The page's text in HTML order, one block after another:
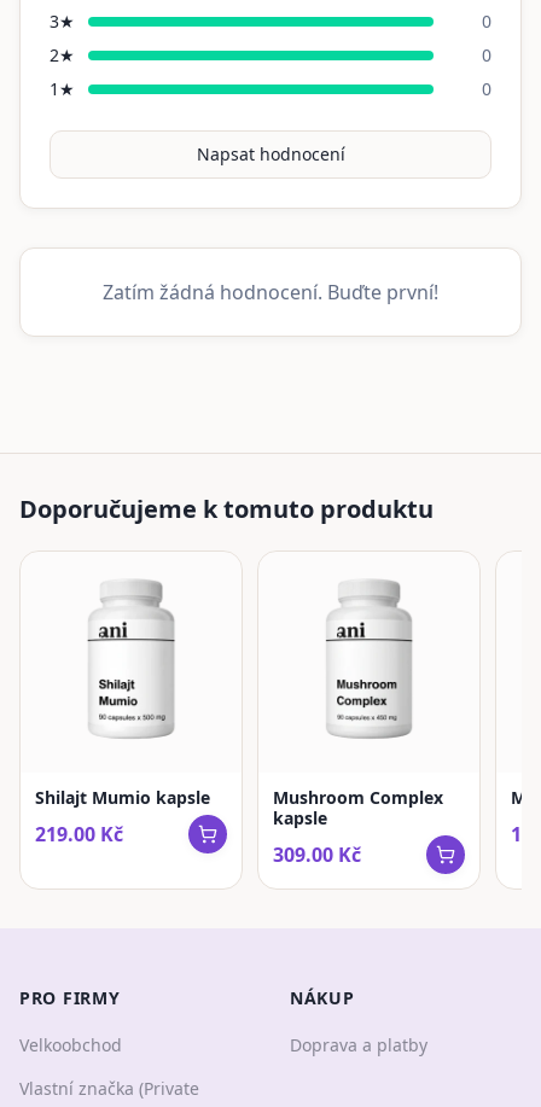
3★
0
2★
0
1 ★ 0
Napsat hodnocení
Zatím žádná hodnocení. Buďte první!
Doporučujeme k tomuto produktu
Shilajt Mumio kapsle
219.00 Kč
Mushroom Complex
kapsle
309.00 Kč
PRO FIRMY
Velkoobchod
Vlastní značka (Private
NÁKUP
Doprava a platby